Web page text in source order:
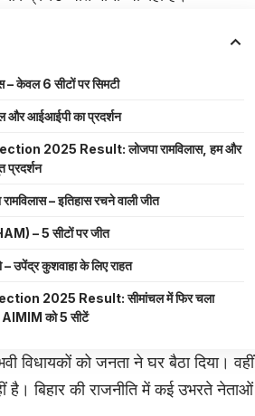
– केवल 6 सीटों पर सिमटी
और आईआईपी का प्रदर्शन
2025 Result: लोजपा रामविलास, हम और
प्रदर्शन
रामविलास – इतिहास रचने वाली जीत
– 5 सीटों पर जीत
– उपेंद्र कुशवाहा के लिए राहत
2025 Result: सीमांचल में फिर चला
AIMIM को 5 सीटें
को जनता ने घर बैठा दिया। वहीं
है। बिहार की राजनीति में कई उभरते नेताओं